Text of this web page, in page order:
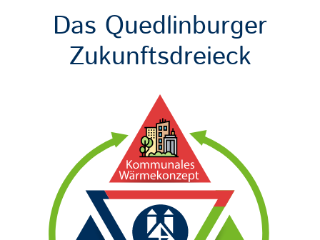
Das Quedlinburger
Zukunftsdreieck